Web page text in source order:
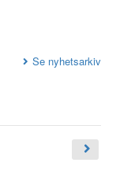
Se nyhetsarkiv